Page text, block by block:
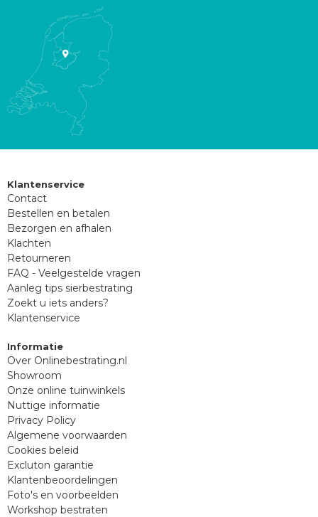
Klantenservice
Contact
Bestellen en betalen
Bezorgen en afhalen
Klachten
Retourneren
FAQ - Veelgestelde vragen
Aanleg tips sierbestrating
Zoekt u iets anders?
Klantenservice
Informatie
Over Onlinebestrating.nl
Showroom
Onze online tuinwinkels
Nuttige informatie
Privacy Policy
Algemene voorwaarden
Cookies beleid
Excluton garantie
Klantenbeoordelingen
Foto's en voorbeelden
Workshop bestraten